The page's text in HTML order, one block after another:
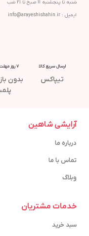
شنبه تا پنجشنبه 11 صبح تا 21 شب
ایمیل : info@arayeshishahin.ir
ارسال سریع کالا
تیپاکس
7 روز مهلت مرجوع
بدون
آرایشی شاهین
درباره ما
تماس با ما
وبلاگ
خدمات مشتریان
سبد خرید